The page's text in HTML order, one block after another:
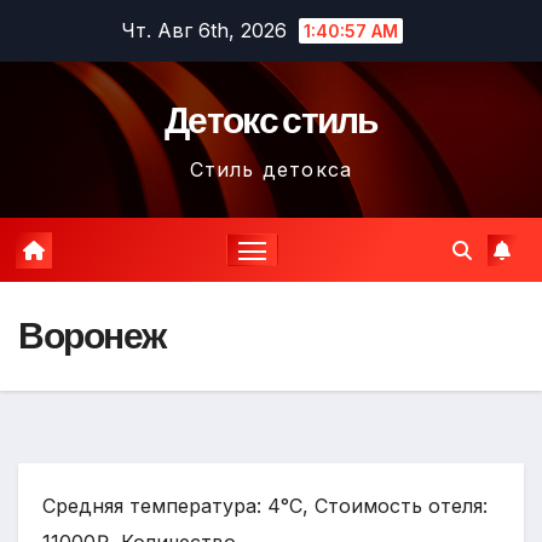
содержимому
Чт. Авг 6th, 2026 1:40:58 AM
Детокс стиль
Стиль детокса
Воронеж
Средняя температура: 4°C, Стоимость отеля: